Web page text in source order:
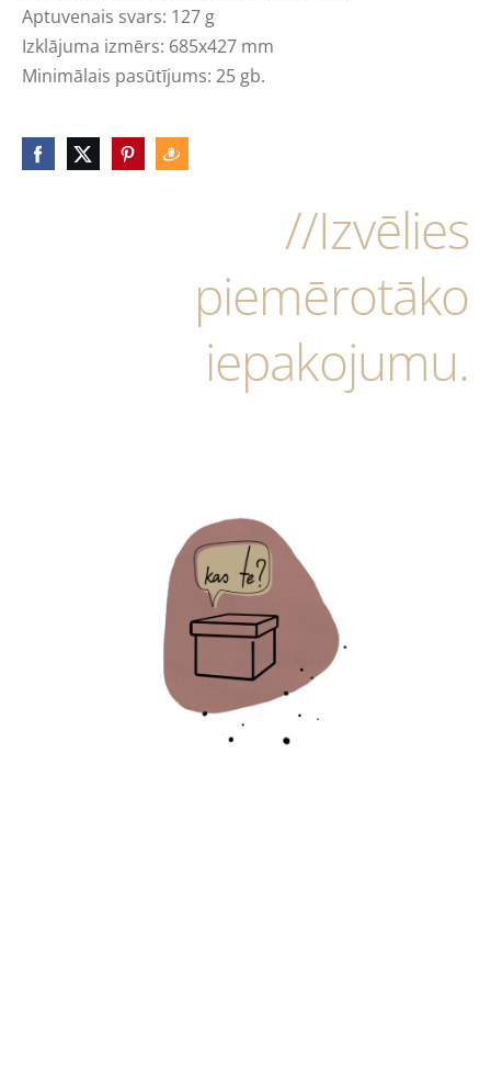
//Izvēlies
piemērotāko
iepakojumu.
Aptuvenais svars: 127 g
Izklājuma izmērs: 685x427 mm
Minimālais pasūtījums: 25 gb.